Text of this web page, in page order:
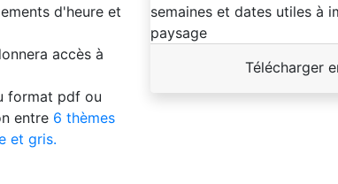
d'heure et
accès à
format pdf ou
entre 6 thèmes
et gris.
Télécharger